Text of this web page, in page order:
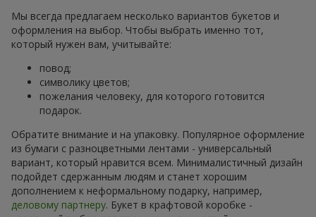
Мы всегда предлагаем несколько вариантов букетов и
оформления на выбор. Чтобы выбрать именно тот,
который нужен вам, учитывайте:
повод;
символику цветов;
пожелания человеку, для которого готовится
подарок.
Обратите внимание и на упаковку. Популярное оформление
из бумаги с разноцветными лентами - универсальный
вариант, который нравится всем. Минималистичный дизайн
подойдет сдержанным людям и станет хорошим
дополнением к неформальному подарку, например,
деловому партнеру. Букет в крафтовой коробке -